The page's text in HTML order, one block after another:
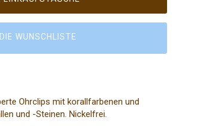
WUNSCHLISTE
Ohrclips mit korallfarbenen und
und -Steinen. Nickelfrei.